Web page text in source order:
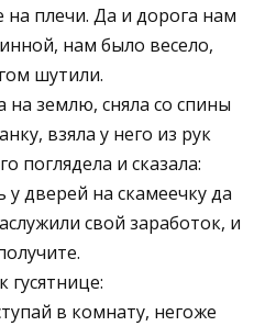
на плечи. Да и дорога нам
нам было весело,
шутили.
на землю, сняла со спины
взяла у него из рук
поглядела и сказала:
дверей на скамеечку да
свой заработок, и
гусятнице:
в комнату, негоже